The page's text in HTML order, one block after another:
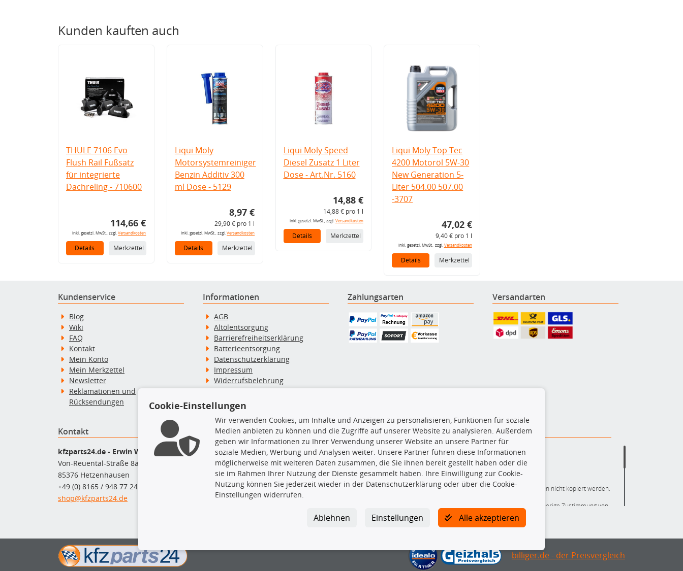
Kunden kauften auch
THULE 7106 Evo
Flush Rail Fußsatz
für integrierte
Dachreling - 710600
114,66 €
inkl. gesetzl. MwSt., zzgl.Versandkosten
Details Merkzettel
Liqui Moly
Motorsystemreiniger
Benzin Additiv 300
ml Dose - 5129
8,97 €
29,90 € pro 1 l
inkl. gesetzl. MwSt., zzgl.Versandkosten
Details Merkzettel
Liqui Moly Speed
Diesel Zusatz 1 Liter
Dose - Art.Nr. 5160
14,88 €
14,88 € pro 1 l
inkl. gesetzl. MwSt., zzgl. Versandkosten
Details Merkzettel
Liqui Moly Top Tec
4200 Motoröl 5W-30
New Generation 5-
Liter 504.00 507.00
-3707
47,02 €
9,40 € pro 1 l
inkl. gesetzl. MwSt., zzgl. Versandkosten
Details Merkzettel
Kundenservice
Blog
Wiki
FAQ
Kontakt
Mein Konto
Mein Merkzettel
Newsletter
Reklamationen und
Rücksendungen
Informationen
AGB
Altölentsorgung
Barrierefreiheitserklärung
Batterieentsorgung
Datenschutzerklärung
Impressum
Widerrufsbelehrung
Widerruf des Vertrags
Zahlung & Versand
Zahlungsarten Versandarten
Kontakt
kfzparts24.de - Erwin Weber GmbH
Von-Reuental-Straße 8a
85376 Hetzenhausen
+49 (0) 8165 / 948 77 24
shop@kfzparts24.de
Top Produkte
Dachboxen
Dachgrundträger
Ersatzteile
Fahrradträger
Motoröle
TecDoc Inside
Die hier angezeigten Daten insbesondere die gesamte Datenbank dürfen nicht kopiert werden.
Es ist zu unterlassen, die Daten oder die gesamte Datenbank ohne vorherige Zustimmung von
TecDoc zu vervielfältigen, zu verbreiten und/oder diese Handlungen durch Dritte ausführen zu
lassen. Ein Zuwiderhandeln stellt eine Urheberrechtsverletzung dar und wird verfolgt.
Bitte prüfen Sie, ob das über unseren Onlineshop identifizierte Ersatzteil auch tatsächlich dem
gesuchten Ersatzteil entspricht.
Gegebenenfalls sind ergänzende Informationen notwendig, um sicherzustellen, dass das
Cookie-Einstellungen
Wir verwenden Cookies, um Inhalte und Anzeigen zu personalisieren, Funktionen für soziale
Medien anbieten zu können und die Zugriffe auf unserer Website zu analysieren. Außerdem
geben wir Informationen zu Ihrer Verwendung unserer Website an unsere Partner für
soziale Medien, Werbung und Analysen weiter. Unsere Partner führen diese Informationen
möglicherweise mit weiteren Daten zusammen, die Sie ihnen bereit gestellt haben oder die
sie im Rahmen Ihrer Nutzung der Dienste gesammelt haben. Ihre Einwilligung zur Cookie-
Nutzung können Sie jederzeit wieder in der Datenschutzerklärung oder über die Cookie-
Einstellungen widerrufen.
Alle akzeptieren
Einstellungen
Ablehnen